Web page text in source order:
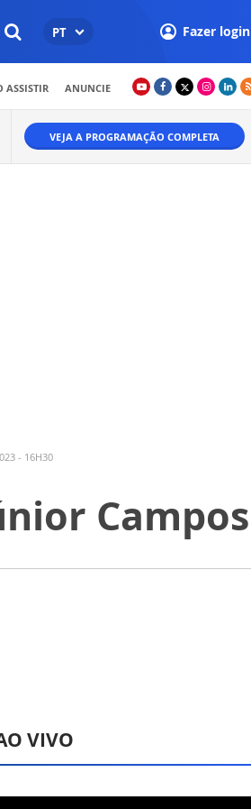
PT Fazer login
ASSISTIR ANUNCIE
VEJA A PROGRAMAÇÃO COMPLETA
- 16H30
Campos
VIVO